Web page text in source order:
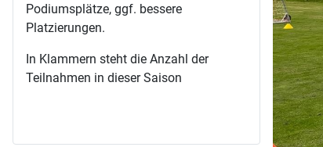
Podiumsplätze, ggf. bessere
Platzierungen.
In Klammern steht die Anzahl der
Teilnahmen in dieser Saison